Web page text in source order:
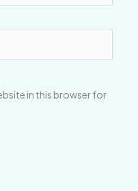
in this browser for